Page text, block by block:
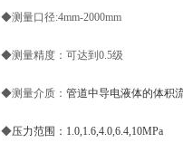
◆测量口径:4mm-2000mm
◆测量精度：可达到0.5级
◆测量介质： 管道中导电液体的体积
◆压力范围：1.0,1.6,4.0,6.4,10MPa